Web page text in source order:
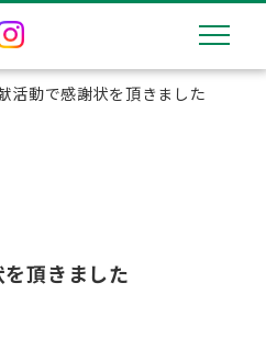
活動で感謝状を頂きました
頂きました